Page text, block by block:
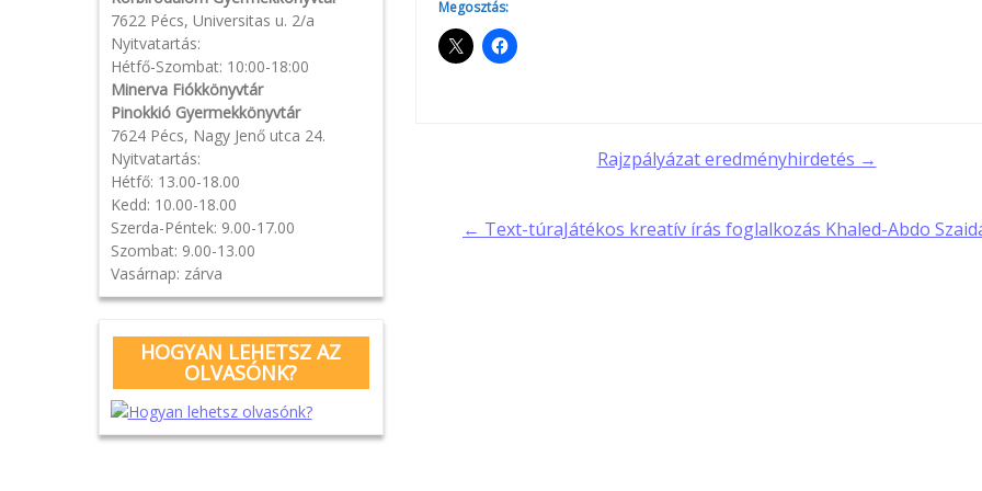
7622 Pécs, Universitas u. 2/a
Nyitvatartás:
Hétfő-Szombat: 10:00-18:00
Minerva Fiókkönyvtár
Pinokkió Gyermekkönyvtár
7624 Pécs, Nagy Jenő utca 24.
Nyitvatartás:
Hétfő: 13.00-18.00
Kedd: 10.00-18.00
Szerda-Péntek: 9.00-17.00
Szombat: 9.00-13.00
Vasárnap: zárva
HOGYAN LEHETSZ AZ
OLVASÓNK?
Megosztás:
navigation
Rajzpályázat eredményhirdetés →
← Text-túraJátékos kreatív írás foglalkozás Khaled-Abdo